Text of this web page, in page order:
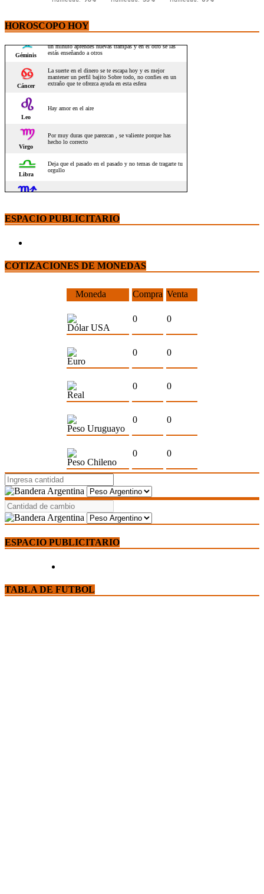
HOROSCOPO HOY
ESPACIO PUBLICITARIO
COTIZACIONES DE MONEDAS
Moneda Compra Venta
Dólar USA
0 0
Euro
0 0
Real
0 0
Peso Uruguayo
0 0
Peso Chileno
0 0
ESPACIO PUBLICITARIO
TABLA DE FUTBOL